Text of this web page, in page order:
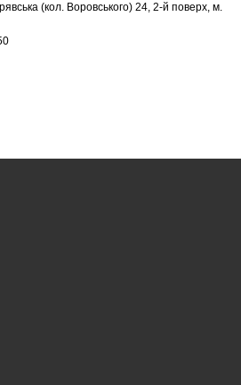
(кол. Воровського) 24, 2-й поверх, м.